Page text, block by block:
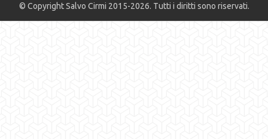
© Copyright Salvo Cirmi 2015-2026. Tutti i diritti sono riservati.